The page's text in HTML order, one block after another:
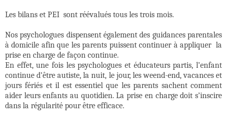
Les bilans et PEI sont réévalués tous les trois mois.
Nos psychologues dispensent également des guidances parentales
à domicile afin que les parents puissent continuer à appliquer la
prise en charge de façon continue.
En effet, une fois les psychologues et éducateurs partis, l’enfant
continue d’être autiste, la nuit, le jour, les weend-end, vacances et
jours fériés et il est essentiel que les parents sachent comment
aider leurs enfants au quotidien. La prise en charge doit s’inscire
dans la régularité pour être efficace.